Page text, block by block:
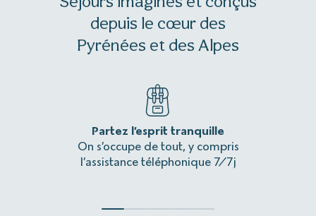
depuis le cœur des
Pyrénées et des Alpes
Partez l’esprit tranquille
On s’occupe de tout, y compris
l’assistance téléphonique 7/7j